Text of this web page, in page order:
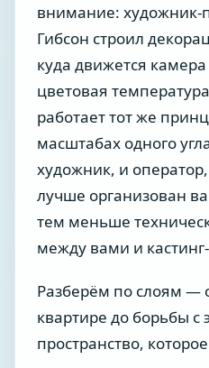
внимание: художник-
Гибсон строил
куда движется
цветовая
работает тот же
масштабах одного
художник, и
лучше организован
тем меньше
между вами и
Разберём по слоям —
квартире до борьбы с
пространство,